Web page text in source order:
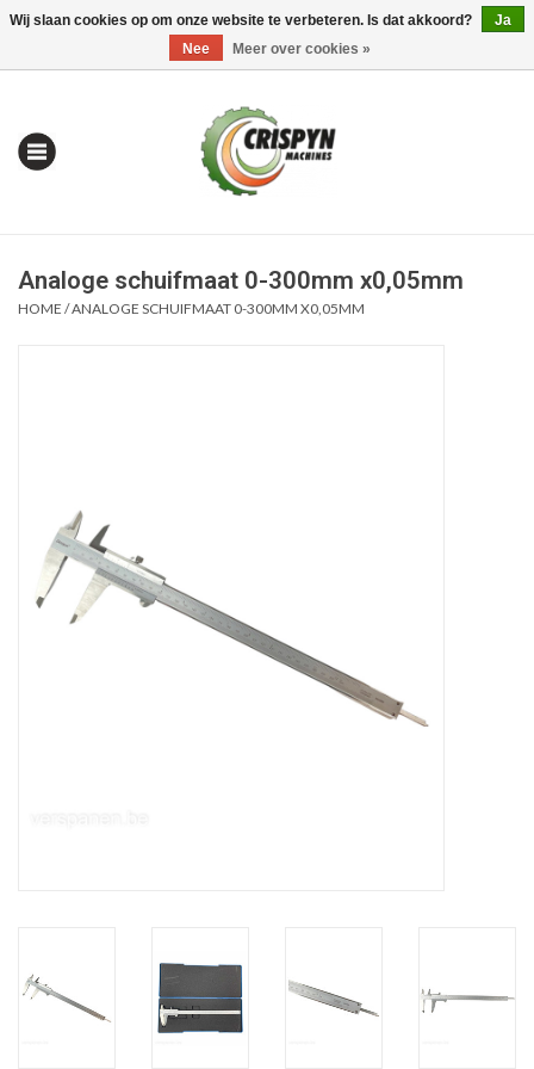
0 Artikelen - €0,00 Mijn account / Registreren
Alles om te Boren |
Alles om te Frezen |
Verspaanbaar materiaal |
Analoge schuifmaat 0-300mm x0,05mm
HOME /ANALOGE SCHUIFMAAT 0-300MM X0,05MM
Wij slaan cookies op om onze website te verbeteren. Is dat akkoord?
Ja
Nee
Meer over cookies »